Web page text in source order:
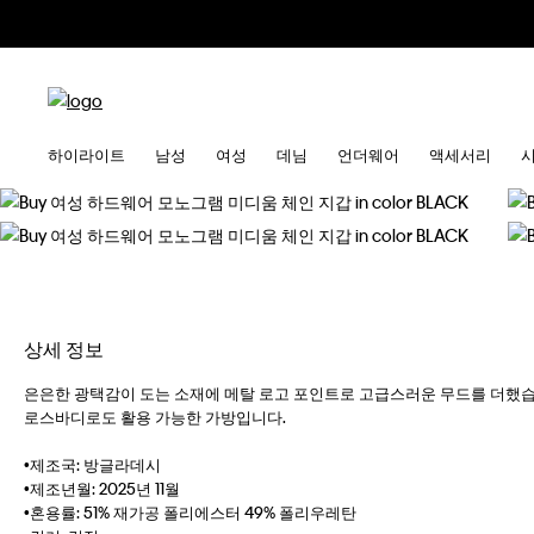
하이라이트 남성 여성 데님 언더웨어 액세서리
상세 정보
은은한 광택감이 도는 소재에 메탈 로고 포인트로 고급스러운 무드를 더
로스바디로도 활용 가능한 가방입니다.
•제조국: 방글라데시
•제조년월: 2025년 11월
•혼용률: 51% 재가공 폴리에스터 49% 폴리우레탄